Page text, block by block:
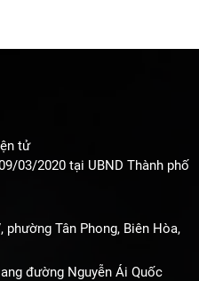
tử
03/2020 tại UBND Thành phố
phường Tân Phong, Biên Hòa,
đường Nguyễn Ái Quốc